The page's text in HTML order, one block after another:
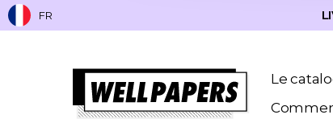
FR
Le